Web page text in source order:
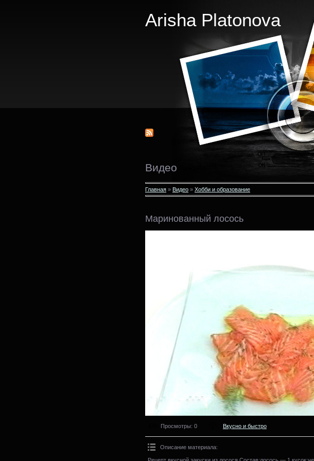
Arisha Platonova
Видео
Главная » Видео » Хобби и образование
Маринованный лосось
Просмотры: 0 Вкусно и быстро
Описание материала:
Рецепт вкусной закуски из лосося.Состав:лосось — 1